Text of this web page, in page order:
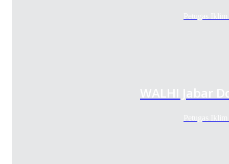
Petugas
WALHI Jabar
Petugas